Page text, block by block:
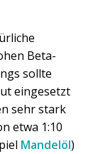
Beta-
sollte
eingesetzt
sehr stark
etwa 1:10
Mandelöl)